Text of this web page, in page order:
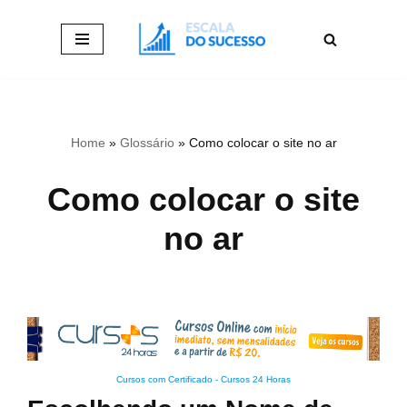
Home » Glossário» Como colocar o site no ar
Como colocar o site
no ar
Cursos com Certificado - Cursos 24 Horas